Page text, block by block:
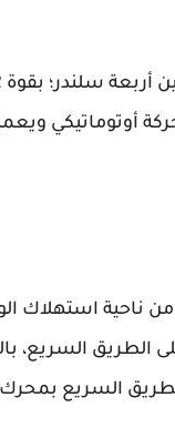
أوتوماتيكي